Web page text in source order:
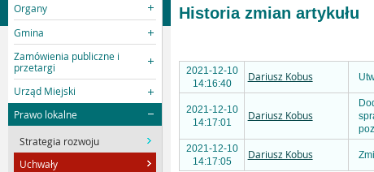
Organy
Gmina
Zamówienia publiczne i
przetargi
Urząd Miejski
Prawo lokalne
Strategia rozwoju
Uchwały
Historia zmian artykułu
2021-12-10
14:16:40
Dariusz Kobus
2021-12-10
14:17:01
Dariusz Kobus
2021-12-10
14:17:05
Dariusz Kobus